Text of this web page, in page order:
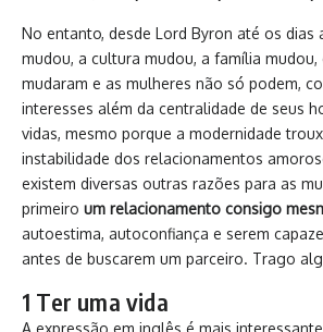
No entanto, desde Lord Byron até os dias
mudou, a cultura mudou, a família mudou,
mudaram e as mulheres não só podem,
interesses além da centralidade de seus
vidas, mesmo porque a modernidade
instabilidade dos relacionamentos
existem diversas outras razões para as
primeiro um relacionamento consigo
autoestima, autoconfiança e serem
antes de buscarem um parceiro. Trago
1 Ter uma vida
A expressão em inglês é mais